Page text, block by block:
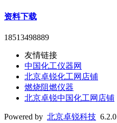
资料下载
18513498889
友情链接
中国化工仪器网
北京卓锐化工网店铺
燃烧阻燃仪器
北京卓锐中国化工网店铺
Powered by 北京卓锐科技 6.2.0